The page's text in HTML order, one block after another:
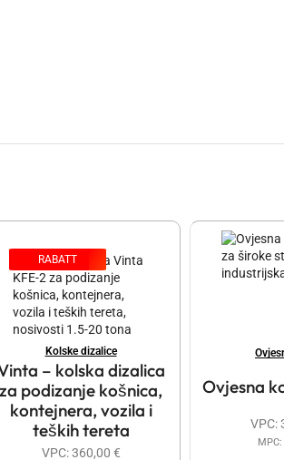
RABATT
Kolske dizalice
– kolska dizalica
za podizanje košnica,
kontejnera, vozila i
teških tereta
VPC:360,00 €
Ovjesna
VPC:
MPC: